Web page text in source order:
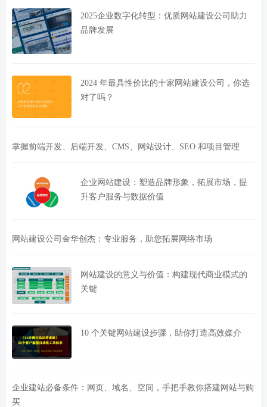
2025企业数字化转型：优质网站建设公司助力
品牌发展
2024 年最具性价比的十家网站建设公司，你选
对了吗？
掌握前端开发、后端开发、CMS、网站设计、SEO 和项目管理
企业网站建设：塑造品牌形象，拓展市场，提
升客户服务与数据价值
网站建设公司金华创杰：专业服务，助您拓展网络市场
网站建设的意义与价值：构建现代商业模式的
关键
10 个关键网站建设步骤，助你打造高效媒介
企业建站必备条件：网页、域名、空间，手把手教你搭建网站与购
买